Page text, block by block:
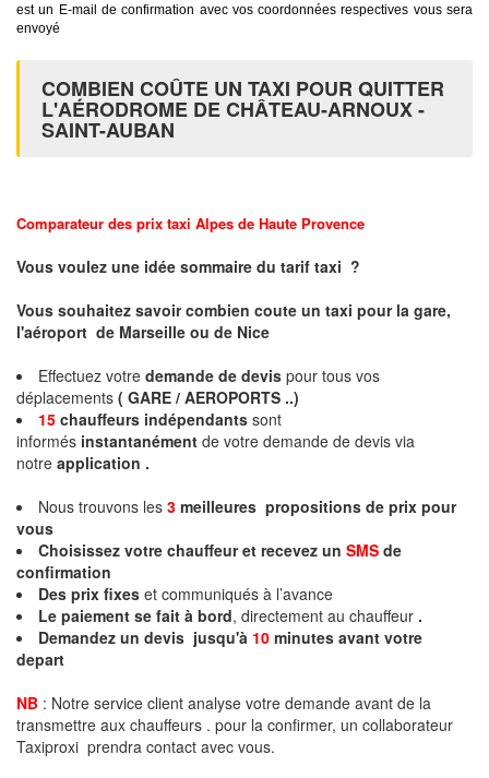
est un E-mail de confirmation avec vos coordonnées respectives vous sera
envoyé
COMBIEN COÛTE UN TAXI POUR QUITTER
L'AÉRODROME DE CHÂTEAU-ARNOUX -
SAINT-AUBAN
Comparateur des prix taxi Alpes de Haute Provence
Vous voulez une idée sommaire du tarif taxi ?
Vous souhaitez savoir combien coute un taxi pour la gare,
l'aéroport de Marseille ou de Nice
Effectuez votre demande de devis pour tous vos
déplacements ( GARE / AEROPORTS ..)
15 chauffeurs indépendants sont
informés instantanément de votre demande de devis via
notre application .
Nous trouvons les 3 meilleures propositions de prix pour
vous
Choisissez votre chauffeur et recevez un SMS de
confirmation
Des prix fixes et communiqués à l’avance
Le paiement se fait à bord, directement au chauffeur .
Demandez un devis jusqu'à 10 minutes avant votre
depart
NB : Notre service client analyse votre demande avant de la
transmettre aux chauffeurs . pour la confirmer, un collaborateur
Taxiproxi prendra contact avec vous.